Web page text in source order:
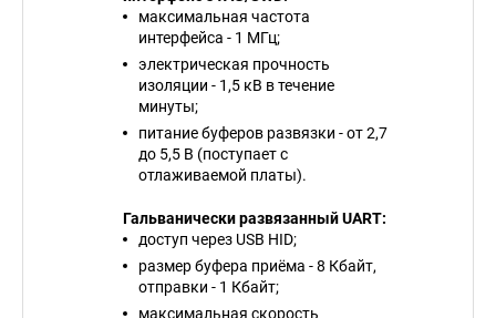
максимальная частота
интерфейса - 1 МГц;
электрическая прочность
изоляции - 1,5 кВ в течение
минуты;
питание буферов развязки - от 2,7
до 5,5 В (поступает с
отлаживаемой платы).
Гальванически развязанный UART:
доступ через USB HID;
размер буфера приёма - 8 Кбайт,
отправки - 1 Кбайт;
максимальная скорость